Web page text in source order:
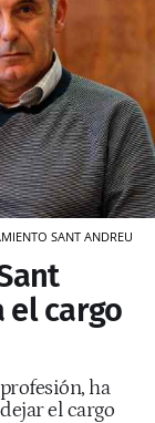
SANT ANDREU
el cargo
ha
el cargo